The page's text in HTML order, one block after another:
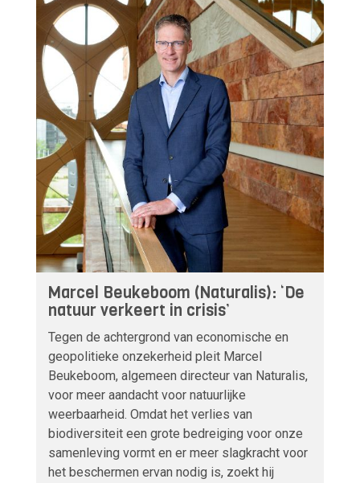
Marcel Beukeboom (Naturalis): ‘De
natuur verkeert in crisis’
Tegen de achtergrond van economische en
geopolitieke onzekerheid pleit Marcel
Beukeboom, algemeen directeur van Naturalis,
voor meer aandacht voor natuurlijke
weerbaarheid. Omdat het verlies van
biodiversiteit een grote bedreiging voor onze
samenleving vormt en er meer slagkracht voor
het beschermen ervan nodig is, zoekt hij